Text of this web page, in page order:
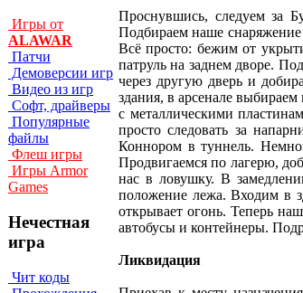
Игры от
ALAWAR
Патчи
Демоверсии игр
Видео из игр
Софт, драйверы
Популярные
файлы
Флеш игры
Игры Armor
Games
Нечестная
игра
Чит коды
Проснувшись, следуем за
Подбираем наше
Всё просто: бежим от
патруль на заднем дворе.
через другую дверь и
здания, в арсенале
с металлическими
просто следовать за
Коннором в туннель.
Продвигаемся по лагерю,
нас в ловушку. В
положение лежа. Входим в
открывает огонь. Теперь
автобусы и контейнеры.
Ликвидация